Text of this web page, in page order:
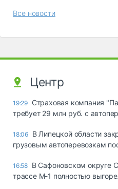
Все новости
Центр
19:29 Страховая компания
требует 29 млн руб. с
18:06 В Липецкой области
грузовым автоперевозкам
16:58 В Сафоновском округе
трассе М-1 полностью